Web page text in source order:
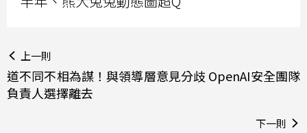
上一則
道不同不相為謀！與領導層意見分歧 OpenAI安全團隊
負責人選擇離去
下一則